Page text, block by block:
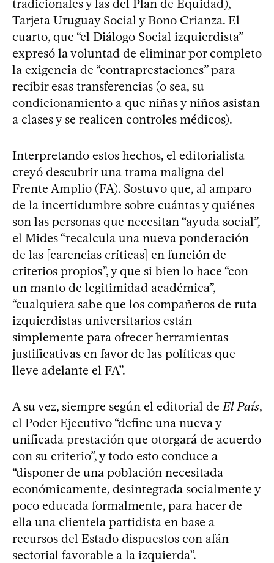
tradicionales y las del Plan de Equidad),
Tarjeta Uruguay Social y Bono Crianza. El
cuarto, que “el Diálogo Social izquierdista”
expresó la voluntad de eliminar por completo
la exigencia de “contraprestaciones” para
recibir esas transferencias (o sea, su
condicionamiento a que niñas y niños asistan
a clases y se realicen controles médicos).
Interpretando estos hechos, el editorialista
creyó descubrir una trama maligna del
Frente Amplio (FA). Sostuvo que, al amparo
de la incertidumbre sobre cuántas y quiénes
son las personas que necesitan “ayuda social”,
el Mides “recalcula una nueva ponderación
de las [carencias críticas] en función de
criterios propios”, y que si bien lo hace “con
un manto de legitimidad académica”,
“cualquiera sabe que los compañeros de ruta
izquierdistas universitarios están
simplemente para ofrecer herramientas
justificativas en favor de las políticas que
lleve adelante el FA”.
A su vez, siempre según el editorial deEl País,
el Poder Ejecutivo “define una nueva y
unificada prestación que otorgará de acuerdo
con su criterio”, y todo esto conduce a
“disponer de una población necesitada
económicamente, desintegrada socialmente y
poco educada formalmente, para hacer de
ella una clientela partidista en base a
recursos del Estado dispuestos con afán
sectorial favorable a la izquierda”.